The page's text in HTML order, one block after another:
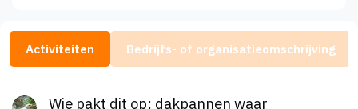
Activiteiten Bedrijfs- of organisatieomschrijving
Wie pakt dit op; dakpannen waar